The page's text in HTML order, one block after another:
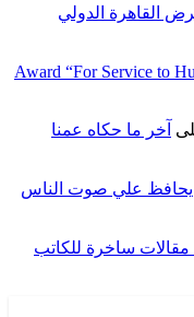
القاهرة الدولي
Award “For Service to
آخر ما حكاه عمنا
٣١ ضرار يحافظ علي صوت الناس
مقالات ساخرة للكاتب